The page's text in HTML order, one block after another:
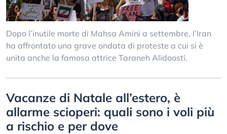
Dopo l’inutile morte di Mahsa Amini a settembre, l’Iran
ha affrontato una grave ondata di proteste a cui si è
unita anche la famosa attrice Taraneh Alidoosti.
Vacanze di Natale all’estero, è
allarme scioperi: quali sono i voli più
a rischio e per dove